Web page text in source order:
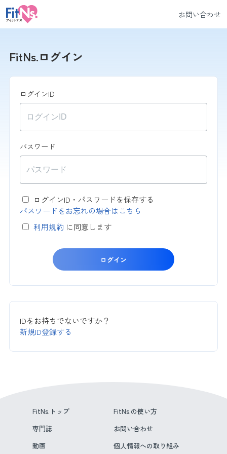
お問い合わせ
FitNs.ログイン
ログインID
パスワード
ログインID・パスワードを保存する
パスワードをお忘れの場合はこちら
利用規約 に同意します
IDをお持ちでないですか？
新規ID登録する
FitNs.トップ
専門誌
動画
FitNs.の使い方
お問い合わせ
個人情報への取り組み